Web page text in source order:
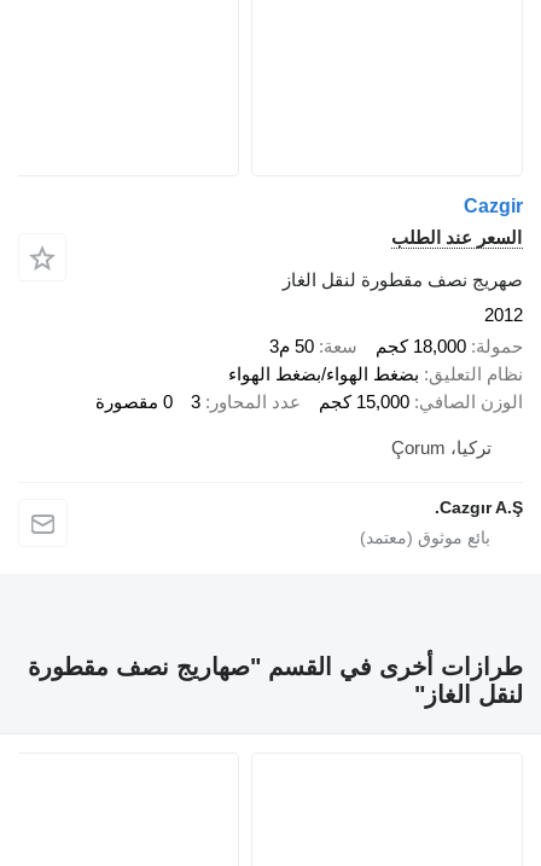
عند الطلب
نصف مقطورة لنقل الغاز
18,000 كجم سعة
50 م3
بضغط الهواء/بضغط الهواء
الصافي
15,000 كجم عدد المحاور 3 0 مقصورة
أخرى في القسم "صهاريج نصف مقطورة